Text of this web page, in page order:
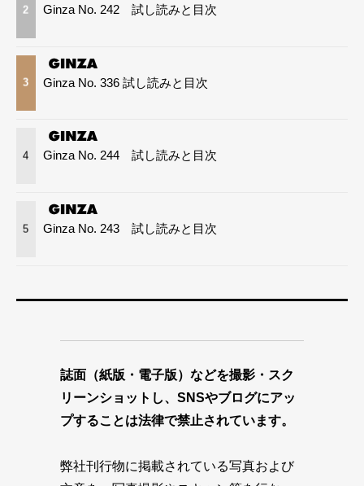
2 Ginza No. 242 試し読みと目次
3 Ginza No. 336 試し読みと目次
4 Ginza No. 244 試し読みと目次
5 Ginza No. 243 試し読みと目次
誌面（紙版・電子版）などを撮影・スク
リーンショットし、SNSやブログにアッ
プすることは法律で禁止されています。
弊社刊行物に掲載されている写真および